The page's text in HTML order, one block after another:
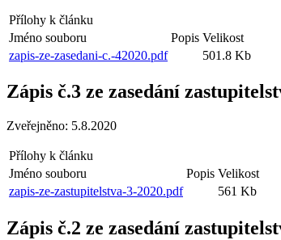
Přílohy k článku
Jméno souboru
Popis Velikost
zapis-ze-zasedani-c.-42020.pdf
501.8 Kb
Zápis č.3 ze zasedání
Zveřejněno: 5.8.2020
Přílohy k článku
Jméno souboru
Popis Velikost
zapis-ze-zastupitelstva-3-2020.pdf
561 Kb
Zápis č.2 ze zasedání